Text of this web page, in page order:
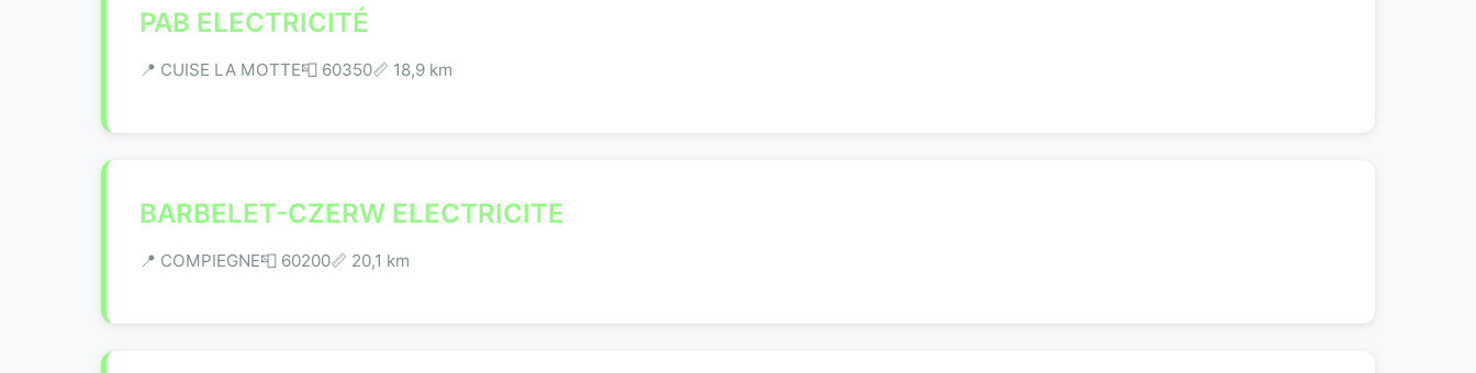
PAB ELECTRICITÉ
📍 CUISE LA MOTTE📮 60350📏 18,9 km
BARBELET-CZERW ELECTRICITE
📍 COMPIEGNE📮 60200📏 20,1 km